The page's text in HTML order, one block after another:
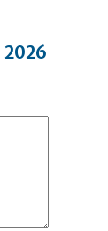
2026